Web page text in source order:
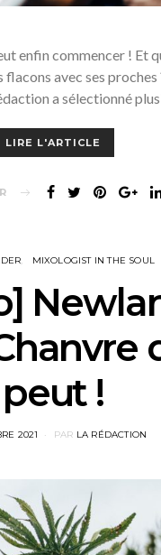
enfin commencer ! Et
flacons avec ses proches
a sélectionné
LIRE L'ARTICLE
MIXOLOGIST IN THE SOUL
peut !
2021 PAR LA RÉDACTION